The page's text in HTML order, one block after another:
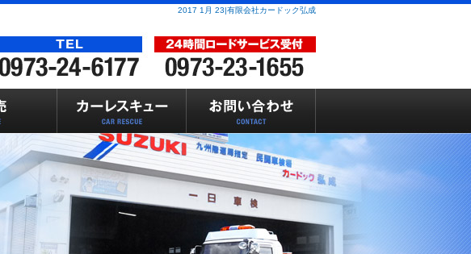
2017 1月 23|有限会社カードック弘成